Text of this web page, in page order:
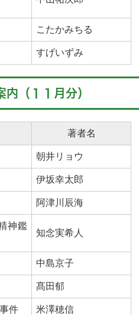
こたかみちる
すげいずみ
（１１月分）
著者名
朝井リョウ
伊坂幸太郎
阿津川辰海
神鑑
知念実希人
中島京子
髙田郁
件 米澤穂信